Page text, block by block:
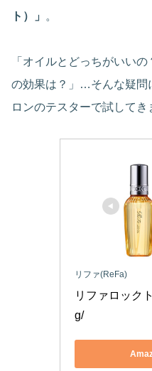
ト）」
。
「オイルとどっちがいい
の効果は？」…そんな疑問
ロンのテスターで試してき
リファ(ReFa)
リファロック
g/